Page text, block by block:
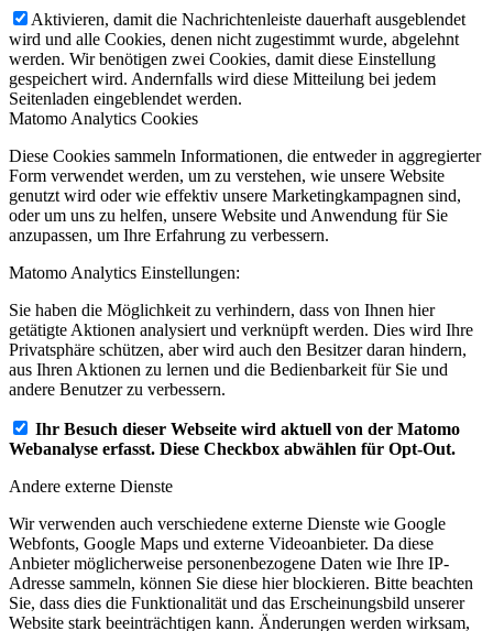
Aktivieren, damit die Nachrichtenleiste dauerhaft ausgeblendet
wird und alle Cookies, denen nicht zugestimmt wurde, abgelehnt
werden. Wir benötigen zwei Cookies, damit diese Einstellung
gespeichert wird. Andernfalls wird diese Mitteilung bei jedem
Seitenladen eingeblendet werden.
Matomo Analytics Cookies
Diese Cookies sammeln Informationen, die entweder in aggregierter
Form verwendet werden, um zu verstehen, wie unsere Website
genutzt wird oder wie effektiv unsere Marketingkampagnen sind,
oder um uns zu helfen, unsere Website und Anwendung für Sie
anzupassen, um Ihre Erfahrung zu verbessern.
Matomo Analytics Einstellungen:
Sie haben die Möglichkeit zu verhindern, dass von Ihnen hier
getätigte Aktionen analysiert und verknüpft werden. Dies wird Ihre
Privatsphäre schützen, aber wird auch den Besitzer daran hindern,
aus Ihren Aktionen zu lernen und die Bedienbarkeit für Sie und
andere Benutzer zu verbessern.
Ihr Besuch dieser Webseite wird aktuell von der Matomo
Webanalyse erfasst. Diese Checkbox abwählen für Opt-Out.
Andere externe Dienste
Wir verwenden auch verschiedene externe Dienste wie Google
Webfonts, Google Maps und externe Videoanbieter. Da diese
Anbieter möglicherweise personenbezogene Daten wie Ihre IP-
Adresse sammeln, können Sie diese hier blockieren. Bitte beachten
Sie, dass dies die Funktionalität und das Erscheinungsbild unserer
Website stark beeinträchtigen kann. Änderungen werden wirksam,